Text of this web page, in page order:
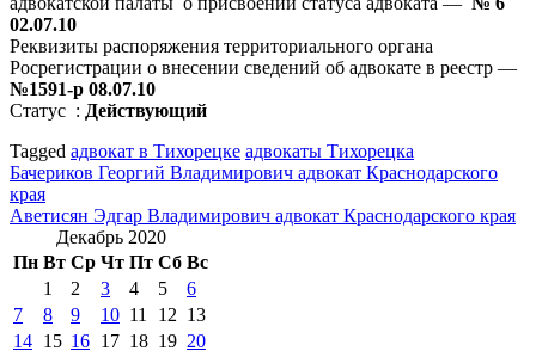
02.07.10
Реквизиты распоряжения территориального органа
Росрегистрации о внесении сведений об адвокате в реестр —
№1591-р 08.07.10
Статус : Действующий
Tagged адвокат в Тихорецке адвокаты Тихорецка
Навигация
по
записям
Бачериков Георгий Владимирович адвокат Краснодарского
края
Аветисян Эдгар Владимирович адвокат Краснодарского края
Декабрь 2020
Пн Вт Ср Чт Пт Сб Вс
1
2 3 4 5
6
7
8 9 10 11 12 13
14 15 16 17 18 19 20